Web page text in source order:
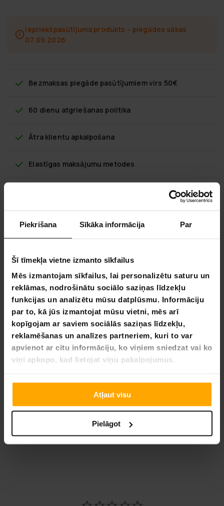
Piekrišana Sīkāka informācija Par
Šī tīmekļa vietne izmanto sīkfailus
Mēs izmantojam sīkfailus, lai personalizētu saturu un
reklāmas, nodrošinātu sociālo saziņas līdzekļu
funkcijas un analizētu mūsu datplūsmu. Informāciju
par to, kā jūs izmantojat mūsu vietni, mēs arī
kopīgojam ar saviem sociālās saziņas līdzekļu,
reklamēšanas un analīzes partneriem, kuri to var
apvienot ar citu informāciju, ko viņiem sniedzat vai ko
viņi apkopo, kad lietojat viņu pakalpojumus.
Atļaut visu
Pielāgot
Iepriekšpasūtījuma produkts – piegādes sākas
07.09.2026
Bezmaksas piegāde pasūtījumiem virs 50€
60 dienu atgriešanas politika
Ātra klientu apkalpošana
Elastīgas maksājumu metodes
Melns
104x90.5x69.5cm, Melns" jūsu suns droši ceļos līdz
galamērķim. Būris ir viegls un viegli tīrāms. Pateicoties
augstas kvalitātes materiāliem, pārvadātājs nesvārīsies. Ir
arī pietiekami daudz vietas rotaļlietām.
"Trekker" Suņu Būris ir lieliska izvēle jūsu pūkainajam
draugam, ja vēlaties ceļot droši un ērti.
Produkta detaļas:
Izmēri: 104x90.5x69.5cm
Svars: 22,5kg
Būra jumta izmēri: 104x55cm
Lūdzu, pārbaudiet savas automašīnas bagāžnieka izmērus
pie ražotāja vai izmērot, lai pārliecinātos, ka suņu būris
iederas jūsu automašīnā.